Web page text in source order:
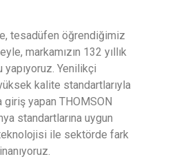
tesadüfen öğrendiğimiz
markamızın 132 yıllık
Yenilikçi
kalite standartlarıyla
giriş yapan THOMSON
standartlarına uygun
ile sektörde fark